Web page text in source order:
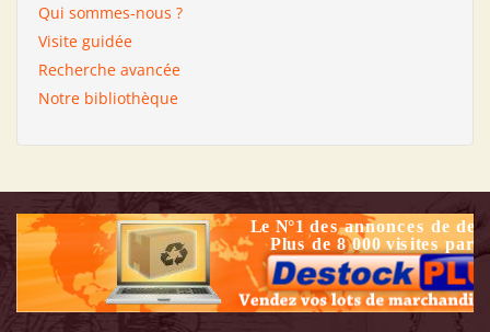
Qui sommes-nous ?
Visite guidée
Recherche avancée
Notre bibliothèque